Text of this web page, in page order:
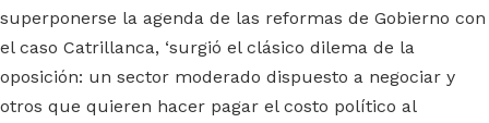
superponerse la agenda de las reformas de Gobierno con
el caso Catrillanca, ‘surgió el clásico dilema de la
oposición: un sector moderado dispuesto a negociar y
otros que quieren hacer pagar el costo político al